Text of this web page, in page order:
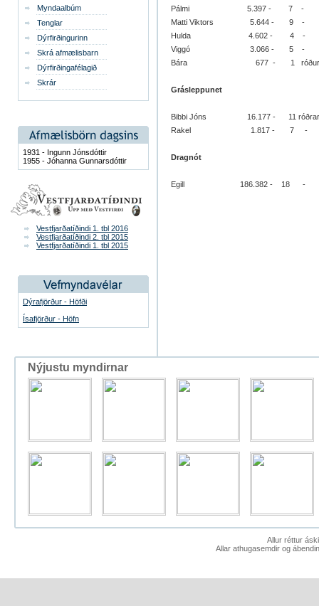
Myndaalbúm
Tenglar
Dýrfirðingurinn
Skrá afmælisbarn
Dýrfirðingafélagið
Skrár
1931 - Ingunn Jónsdóttir
1955 - Jóhanna Gunnarsdóttir
Vestfjarðatíðindi 1. tbl 2016
Vestfjarðatíðindi 2. tbl 2015
Vestfjarðatíðindi 1. tbl 2015
Dýrafjörður - Höfði
Ísafjörður - Höfn
Pálmi 5.397 - 7 -
Matti Viktors 5.644 - 9 -
Hulda 4.602 - 4 -
Viggó 3.066 - 5 -
Bára 677 - 1 róður
Grásleppunet
Bibbi Jóns 16.177 - 11 róðrar
Rakel 1.817 - 7 -
Dragnót
Egill 186.382 - 18 -
Nýjustu myndirnar
Allur réttur
Allar athugasemdir og